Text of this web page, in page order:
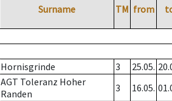
Surname TM from
Hornisgrinde 3 25.05.
AGT Toleranz Hoher
Randen
3 16.05.